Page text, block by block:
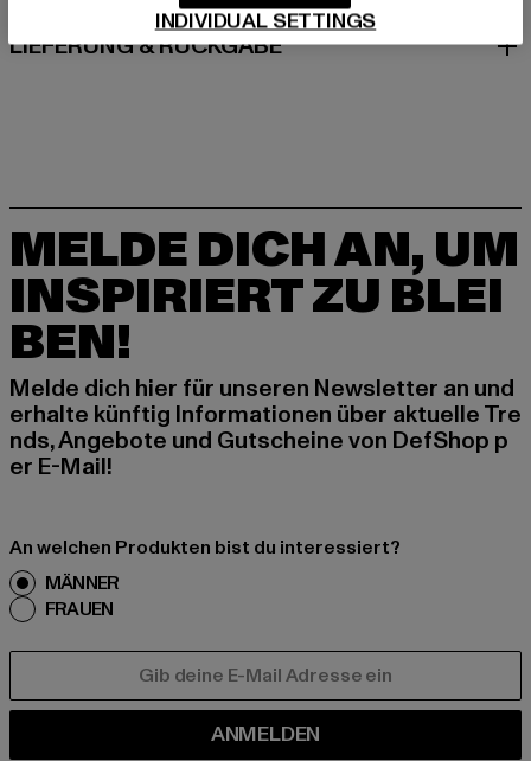
LIEFERUNG & RÜCKGABE
MELDE DICH AN, UM
INSPIRIERT ZU BLEI
BEN!
Melde dich hier für unseren Newsletter an und
erhalte künftig Informationen über aktuelle Tre
nds, Angebote und Gutscheine von DefShop p
er E-Mail!
An welchen Produkten bist du interessiert?
MÄNNER
FRAUEN
ANMELDEN
INDIVIDUAL SETTINGS